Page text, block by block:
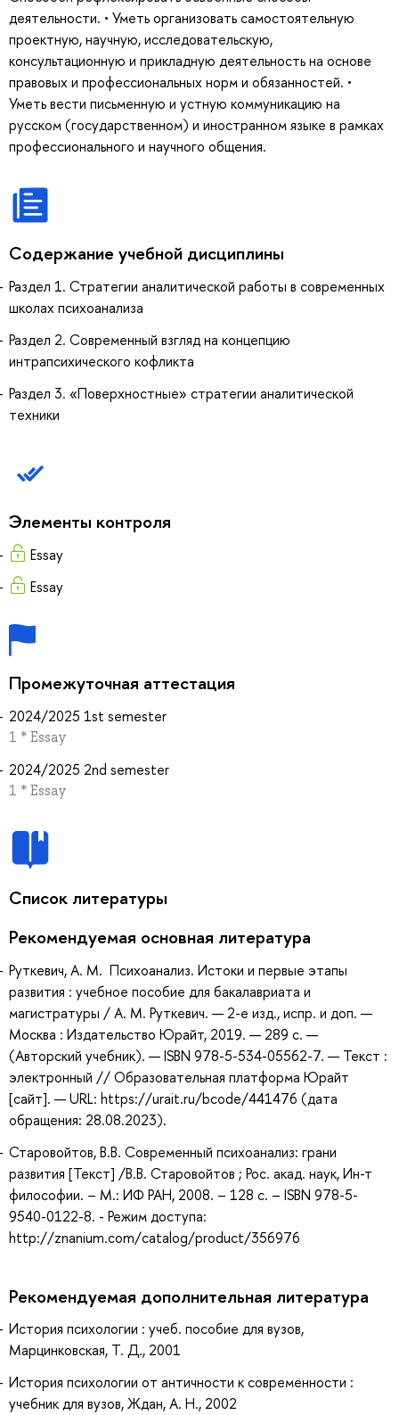
деятельности. • Уметь организовать самостоятельную
проектную, научную, исследовательскую,
консультационную и прикладную деятельность на основе
правовых и профессиональных норм и обязанностей. •
Уметь вести письменную и устную коммуникацию на
русском (государственном) и иностранном языке в рамках
профессионального и научного общения.
Содержание учебной дисциплины
Раздел 1. Стратегии аналитической работы в современных
школах психоанализа
Раздел 2. Современный взгляд на концепцию
интрапсихического кофликта
Раздел 3. «Поверхностные» стратегии аналитической
техники
Элементы контроля
Essay
Essay
Промежуточная аттестация
2024/2025 1st semester
1 * Essay
2024/2025 2nd semester
1 * Essay
Список литературы
Рекомендуемая основная литература
Руткевич, А. М. Психоанализ. Истоки и первые этапы
развития : учебное пособие для бакалавриата и
магистратуры / А. М. Руткевич. — 2-е изд., испр. и доп. —
Москва : Издательство Юрайт, 2019. — 289 с. —
(Авторский учебник). — ISBN 978-5-534-05562-7. — Текст :
электронный // Образовательная платформа Юрайт
[сайт]. — URL: https://urait.ru/bcode/441476 (дата
обращения: 28.08.2023).
Старовойтов, В.В. Современный психоанализ: грани
развития [Текст] /В.В. Старовойтов ; Рос. акад. наук, Ин-т
философии. – М.: ИФ РАН, 2008. – 128 с. – ISBN 978-5-
9540-0122-8. - Режим доступа:
http://znanium.com/catalog/product/356976
Рекомендуемая дополнительная литература
История психологии : учеб. пособие для вузов,
Марцинковская, Т. Д., 2001
История психологии от античности к современности :
учебник для вузов, Ждан, А. Н., 2002